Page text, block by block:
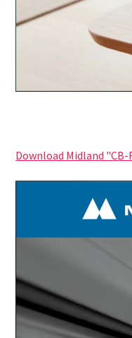
Download Midland